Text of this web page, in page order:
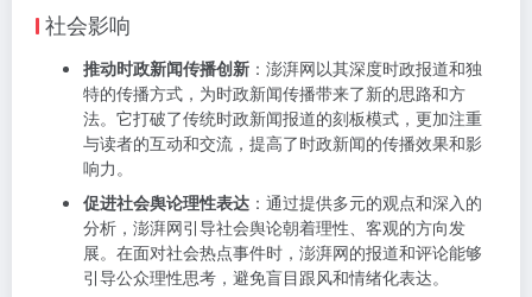
社会影响
推动时政新闻传播创新 ：澎湃网以其深度时政报道和独
特的传播方式，为时政新闻传播带来了新的思路和方
法。它打破了传统时政新闻报道的刻板模式，更加注重
与读者的互动和交流，提高了时政新闻的传播效果和影
响力。
促进社会舆论理性表达 ：通过提供多元的观点和深入的
分析，澎湃网引导社会舆论朝着理性、客观的方向发
展。在面对社会热点事件时，澎湃网的报道和评论能够
引导公众理性思考，避免盲目跟风和情绪化表达。